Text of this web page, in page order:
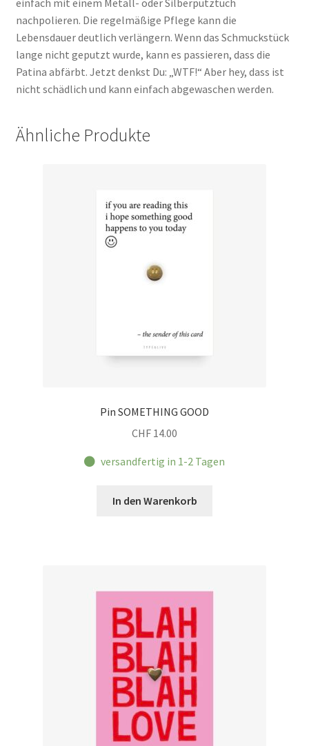
einfach mit einem Metall- oder Silberputztuch
nachpolieren. Die regelmäßige Pflege kann die
Lebensdauer deutlich verlängern. Wenn das Schmuckstück
lange nicht geputzt wurde, kann es passieren, dass die
Patina abfärbt. Jetzt denkst Du: „WTF!“ Aber hey, dass ist
nicht schädlich und kann einfach abgewaschen werden.
Ähnliche Produkte
Pin SOMETHING GOOD
CHF 14.00
versandfertig in 1-2 Tagen
In den Warenkorb